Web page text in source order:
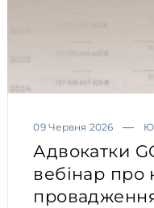
09 Червня 2026
Адвокатки
вебінар про